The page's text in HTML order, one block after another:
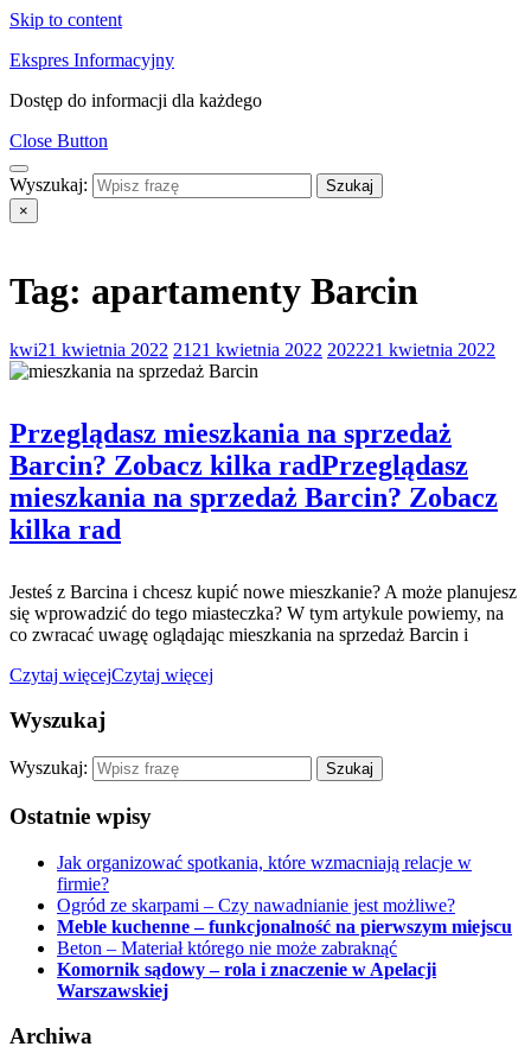
Skip to content
Ekspres Informacyjny
Dostęp do informacji dla każdego
Close Button
Wyszukaj:
×
Tag: apartamenty Barcin
kwi21 kwietnia 2022 21 21 kwietnia 2022 202221 kwietnia 2022
Przeglądasz mieszkania na sprzedaż
Barcin? Zobacz kilka radPrzeglądasz
mieszkania na sprzedaż Barcin? Zobacz
kilka rad
Jesteś z Barcina i chcesz kupić nowe mieszkanie? A może planujesz
się wprowadzić do tego miasteczka? W tym artykule powiemy, na
co zwracać uwagę oglądając mieszkania na sprzedaż Barcin i
Czytaj więcejCzytaj więcej
Wyszukaj
Wyszukaj:
Ostatnie wpisy
Jak organizować spotkania, które wzmacniają relacje w
firmie?
Ogród ze skarpami – Czy nawadnianie jest możliwe?
Meble kuchenne – funkcjonalność na pierwszym miejscu
Beton – Materiał którego nie może zabraknąć
Komornik sądowy – rola i znaczenie w Apelacji
Warszawskiej
Archiwa